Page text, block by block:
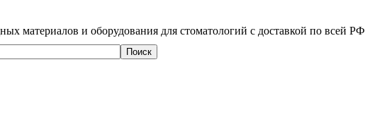
материалов и оборудования для стоматологий с доставкой по всей РФ